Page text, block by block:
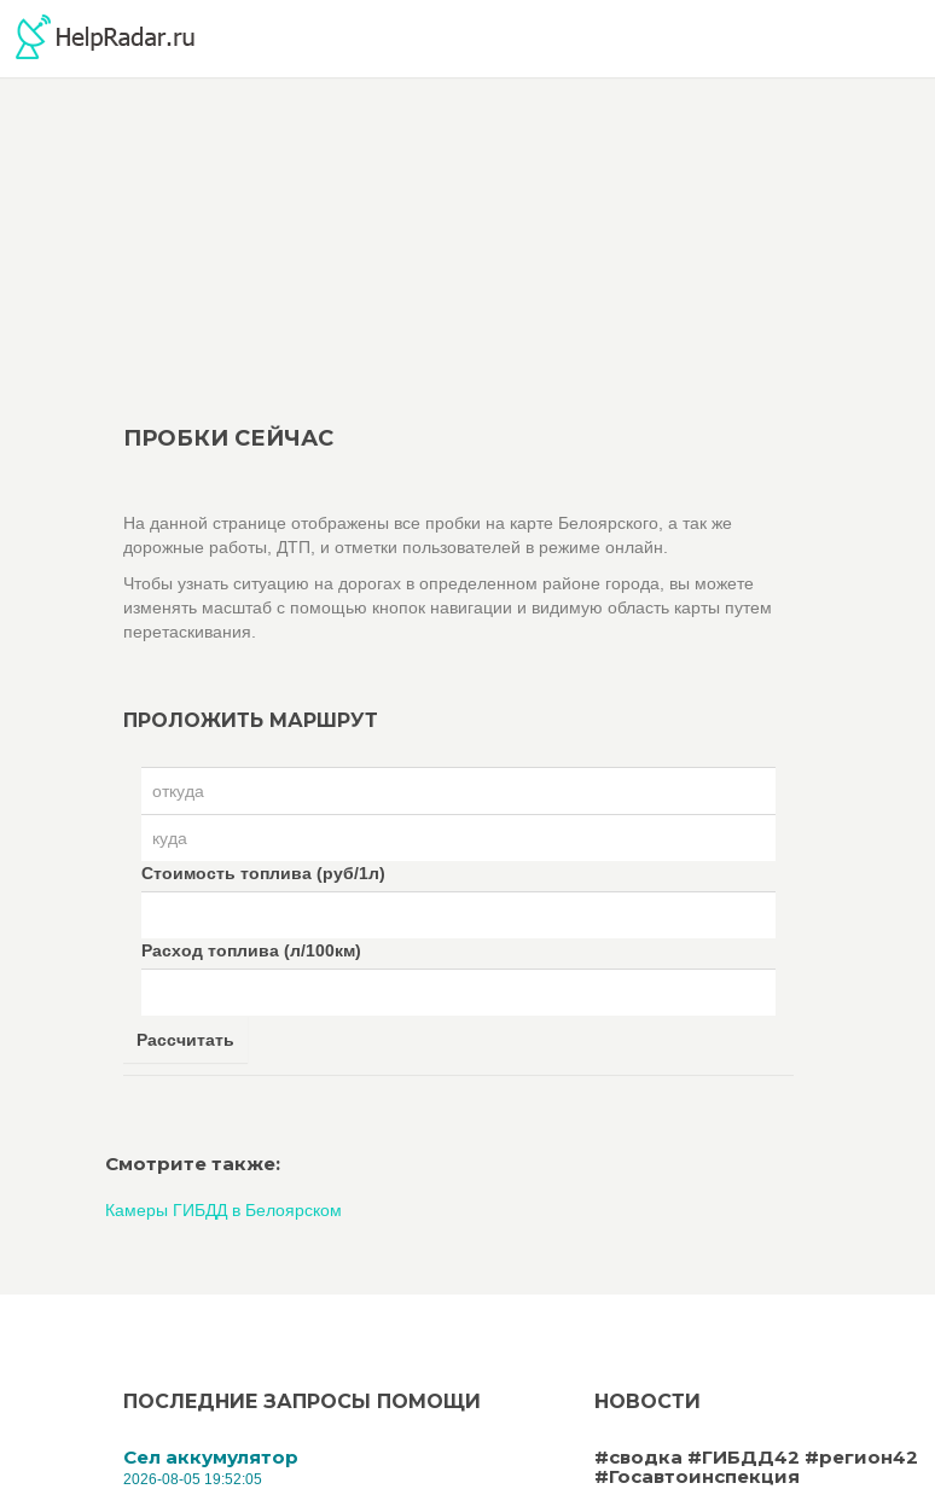
ПРОБКИ СЕЙЧАС
На данной странице отображены все пробки на карте Белоярского, а так же
дорожные работы, ДТП, и отметки пользователей в режиме онлайн.
Чтобы узнать ситуацию на дорогах в определенном районе города, вы можете
изменять масштаб с помощью кнопок навигации и видимую область карты путем
перетаскивания.
ПРОЛОЖИТЬ МАРШРУТ
Стоимость топлива (руб/1л)
Расход топлива (л/100км)
Рассчитать
Смотрите также:
Камеры ГИБДД в Белоярском
ПОСЛЕДНИЕ ЗАПРОСЫ ПОМОЩИ
Cел аккумулятор
2026-08-05 19:52:05
НОВОСТИ
#сводка #ГИБДД42 #регион42
#Госавтоинспекция